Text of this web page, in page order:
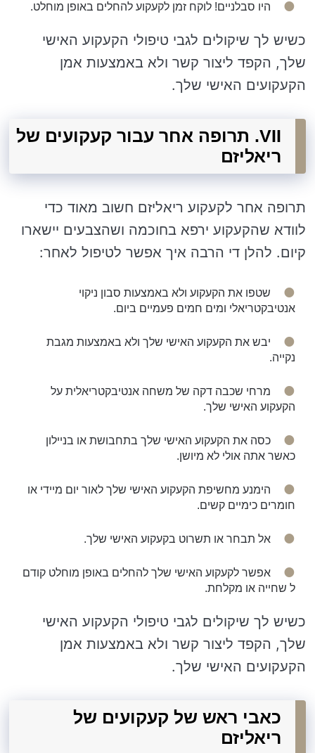
היו סבלניים! לוקח זמן לקעקוע להחלים באופן מוחלט.
כשיש לך שיקולים לגבי טיפולי הקעקוע האישי
שלך, הקפד ליצור קשר ולא באמצעות אמן
הקעקועים האישי שלך.
VII. תרופה אחר עבור קעקועים של
ריאליזם
תרופה אחר לקעקוע ריאליזם חשוב מאוד כדי
לוודא שהקעקוע ירפא בחוכמה ושהצבעים יישארו
קיום. להלן די הרבה איך אפשר לטיפול לאחר:
שטפו את הקעקוע ולא באמצעות סבון ניקוי
אנטיבקטריאלי ומים חמים פעמיים ביום.
יבש את הקעקוע האישי שלך ולא באמצעות מגבת
נקייה.
מרחי שכבה דקה של משחה אנטיבקטריאלית על
הקעקוע האישי שלך.
כסה את הקעקוע האישי שלך בתחבושת או בניילון
כאשר אתה אולי לא מיושן.
הימנע מחשיפת הקעקוע האישי שלך לאור יום מיידי או
חומרים כימיים קשים.
אל תבחר או תשרוט בקעקוע האישי שלך.
אפשר לקעקוע האישי שלך להחלים באופן מוחלט קודם
ל שחייה או מקלחת.
כשיש לך שיקולים לגבי טיפולי הקעקוע האישי
שלך, הקפד ליצור קשר ולא באמצעות אמן
הקעקועים האישי שלך.
כאבי ראש של קעקועים של
ריאליזם